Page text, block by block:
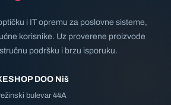
i IT opremu za poslovne sisteme,
korisnike. Uz proverene proizvode
podršku i brzu isporuku.
DOO Niš
bulevar 44A